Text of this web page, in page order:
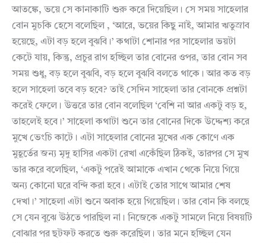
আতঙ্কে, ভয়ে সে কানাকাটি শুরু করে দিয়েছিল। সে সময় সাহেলার
বোন মুচকি হেসে বলেছিল , ‘আরে, ভয়ের কিছু নাই, আমার ঋতুস্রাব
হয়েছে, এটা বড় হলে বুঝবি।’ কথাটা শোনার পর সাহেলার ভয়টা
কেটে যায়, কিন্তু, প্রচুর রাগ হচ্ছিল তার বোনের ওপর, তার বোন সব
সময় শুধু, বড় হলে বুঝবি, বড় হলে বুঝবি বলতে থাকে। আর কত বড়
হলে সাহেলা তবে বড় হবে? তাই সেদিন সাহেলা তার বোনকে প্রশ্নটা
করেই ফেলে। উত্তরে তার বোন বলেছিল ‘বেশি না আর একটু বড় হ,
তাহলেই হবে।’ সাহেলা কথাটা শুনে তার বোনের দিকে উদ্দেশ্য করে
মুখে ভেংচি কাটে। এটা সাহেলার বোনের মুখের এক কোণে এক
মুহূর্তের জন্য মৃদু হাসির একটা রেখা একেঁছিল ঠিকই, তারপর সে মুখ
ভার করে বলেছিল, ‘একটু পরেই আমাকে এখান থেকে নিয়ে গিয়ে
অন্য কোনো ঘরে বন্দি করা হবে। এটাই তোর সাথে আমার শেষ
দেখা।’ সাহেলা এটা শুনে অবাক হয়ে গিয়েছিল। তার বোন কি বলছে
সে যেন বুঝে উঠতে পারছিল না। নিজেকে একটু সামলে নিয়ে বিষয়টি
বোঝার পর ছটফট করতে শুরু করেছিল। তার মনে হচ্ছিল যেন